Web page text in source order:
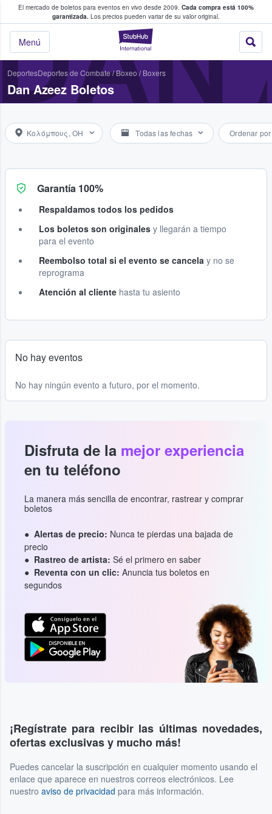
El mercado de boletos para eventos en vivo desde 2009. Cada compra está 100%
garantizada. Los precios pueden variar de su valor original.
StubHub: donde
Menú
fans compran y venden boletos
DeportesDeportes de Combate/Boxeo/ Boxers
Dan Azeez Boletos
Κολόμπους, OH Todas las fechas Ordenar
Garantía 100%
Respaldamos todos los pedidos
Los boletos son originales y llegarán a tiempo
para el evento
Reembolso total si el evento se cancela y no se
reprograma
Atención al cliente hasta tu asiento
No hay eventos
No hay ningún evento a futuro, por el momento.
Disfruta de la mejor experiencia
en tu teléfono
La manera más sencilla de encontrar, rastrear y comprar
boletos
Alertas de precio: Nunca te pierdas una bajada de
precio
Rastreo de artista: Sé el primero en saber
Reventa con un clic: Anuncia tus boletos en
segundos
¡Regístrate para recibir las últimas novedades,
ofertas exclusivas y mucho más!
Puedes cancelar la suscripción en cualquier momento usando el
enlace que aparece en nuestros correos electrónicos. Lee
nuestro aviso de privacidad para más información.